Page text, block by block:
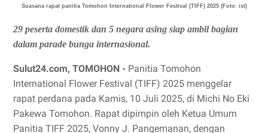
Suasana rapat panitia Tomohon International Flower Festival (TIFF) 2025 (Foto: ist)
29 peserta domestik dan 5 negara asing siap ambil bagian
dalam parade bunga internasional.
Sulut24.com, TOMOHON - Panitia Tomohon
International Flower Festival (TIFF) 2025 menggelar
rapat perdana pada Kamis, 10 Juli 2025, di Michi No Eki
Pakewa Tomohon. Rapat dipimpin oleh Ketua Umum
Panitia TIFF 2025, Vonny J. Pangemanan, dengan